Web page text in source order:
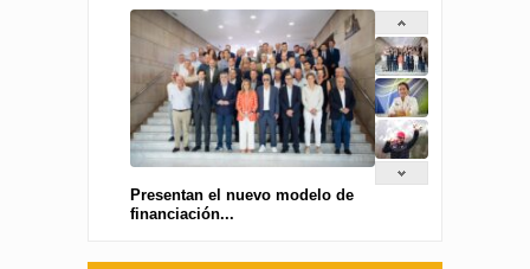
Presentan el nuevo modelo de
financiación...